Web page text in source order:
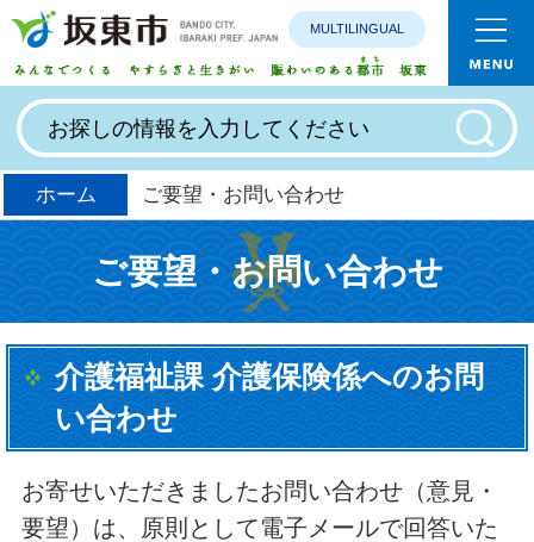
みんなで
MULTILINGUAL
ホーム ご要望・お問い合わせ
ご要望・お問い合わせ
介護福祉課 介護保険係へのお問
い合わせ
お寄せいただきましたお問い合わせ（意見・
要望）は、原則として電子メールで回答いた